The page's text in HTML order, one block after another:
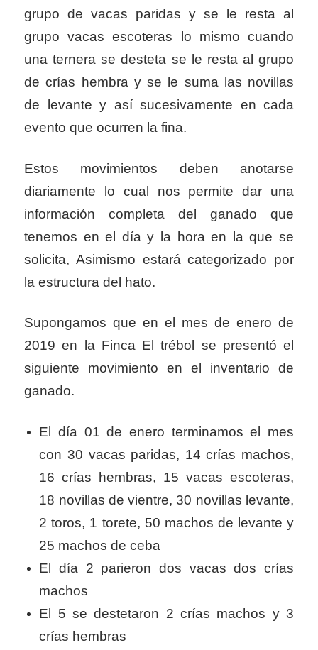
grupo de vacas paridas y se le resta al
grupo vacas escoteras lo mismo cuando
una ternera se desteta se le resta al grupo
de crías hembra y se le suma las novillas
de levante y así sucesivamente en cada
evento que ocurren la fina.
Estos movimientos deben anotarse
diariamente lo cual nos permite dar una
información completa del ganado que
tenemos en el día y la hora en la que se
solicita, Asimismo estará categorizado por
la estructura del hato.
Supongamos que en el mes de enero de
2019 en la Finca El trébol se presentó el
siguiente movimiento en el inventario de
ganado.
El día 01 de enero terminamos el mes
con 30 vacas paridas, 14 crías machos,
16 crías hembras, 15 vacas escoteras,
18 novillas de vientre, 30 novillas levante,
2 toros, 1 torete, 50 machos de levante y
25 machos de ceba
El día 2 parieron dos vacas dos crías
machos
El 5 se destetaron 2 crías machos y 3
crías hembras